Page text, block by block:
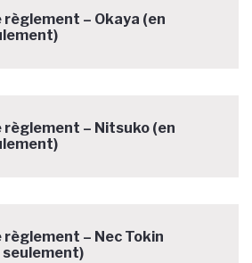
– Okaya (en
règlement – Nitsuko (en
– Nec Tokin
seulement)